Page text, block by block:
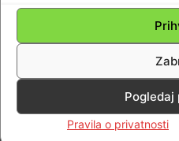
Pogledaj
Pravila o privatnosti